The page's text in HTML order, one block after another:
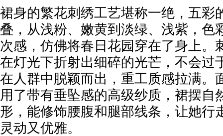
裙身的繁花刺绣工艺堪称一绝，五彩
叠，从浅粉、嫩黄到淡绿、浅紫，色
次感，仿佛将春日花园穿在了身上。
在灯光下折射出细碎的光芒，不会过
在人群中脱颖而出，重工质感拉满。
用了带有垂坠感的高级纱质，裙摆自
形，能修饰腰腹和腿部线条，让她行
灵动又优雅。